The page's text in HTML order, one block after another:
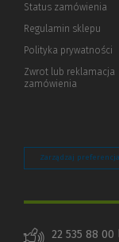
Status zamówienia
Regulamin sklepu
Polityka prywatności
Zwrot lub reklamacja
zamówienia
Zarządzaj
22 535 88